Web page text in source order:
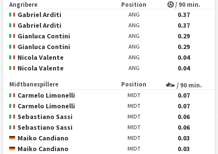
Angribere Position / 90 min.
Gabriel Arditi ANG
0.37
Gabriel Arditi
ANG
0.37
Gianluca Contini
ANG
0.29
Gianluca Contini
ANG
0.29
Nicola Valente
ANG
0.04
Nicola Valente
ANG 0.04
Midtbanespillere Position / 90 min.
Carmelo Limonelli MIDT
0.07
Carmelo Limonelli
MIDT
0.07
Sebastiano Sassi
MIDT
0.06
Sebastiano Sassi
MIDT
0.06
Maiko Candiano
MIDT
0.03
Maiko Candiano
MIDT
0.03